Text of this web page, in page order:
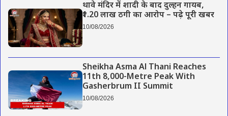
थावे मंदिर में शादी के बाद दुल्हन गायब,
₹1.20 लाख ठगी का आरोप – पढ़े पूरी खबर
10/08/2026
Sheikha Asma Al Thani Reaches
11th 8,000-Metre Peak With
Gasherbrum II Summit
10/08/2026